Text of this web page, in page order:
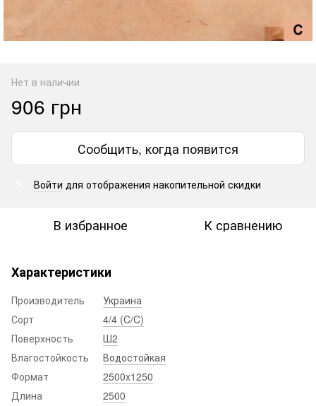
Нет в наличии
906 грн
Сообщить, когда появится
Войти для отображения накопительной скидки
В избранное К сравнению
Характеристики
Производитель
Украина
Сорт
4/4 (C/C)
Поверхность
Ш2
Влагостойкость
Водостойкая
Формат
2500x1250
Длина
2500